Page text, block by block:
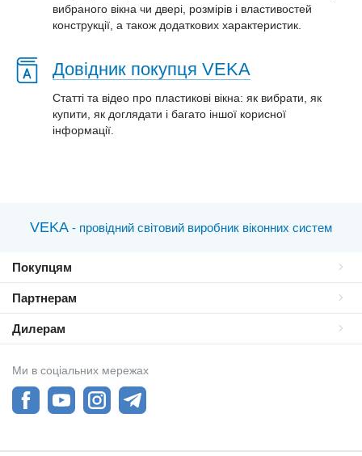
вибраного вікна чи двері, розмірів і властивостей
конструкції, а також додаткових характеристик.
Довідник покупця VEKA
Статті та відео про пластиковi вікна: як вибрати, як
купити, як доглядати і багато іншої корисної
інформації.
VEKA - провідний світовий виробник віконних систем
Покупцям
Партнерам
Дилерам
Ми в соціальних мережах